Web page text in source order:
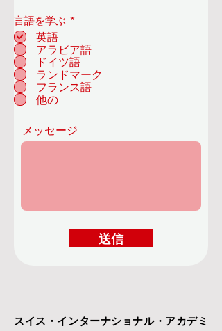
チューリッヒ - スイ
ス
スイス・インターナショナル・アカデミ
言語を学ぶ *
目
英語
アラビア語
ドイツ語
ランドマーク
フランス語
他の
メッセージ
送信